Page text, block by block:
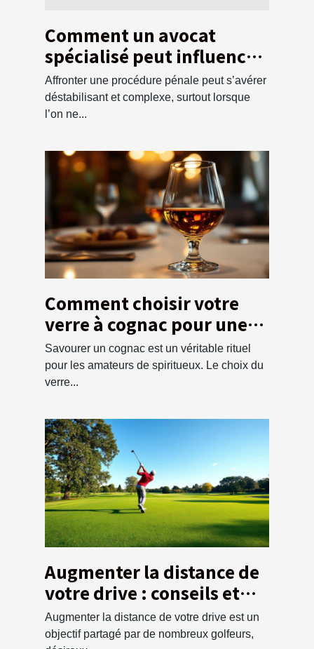
Comment un avocat
spécialisé peut influencer
l'issue d'une affaire
pénale ?
Affronter une procédure pénale peut s’avérer
déstabilisant et complexe, surtout lorsque
l’on ne...
Comment choisir votre
verre à cognac pour une
dégustation optimale ?
Savourer un cognac est un véritable rituel
pour les amateurs de spiritueux. Le choix du
verre...
Augmenter la distance de
votre drive : conseils et
techniques
Augmenter la distance de votre drive est un
objectif partagé par de nombreux golfeurs,